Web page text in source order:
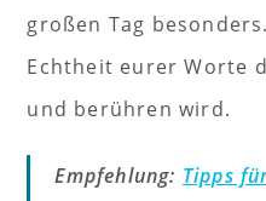
großen Tag
Echtheit eurer Worte
und berühren wird.
Empfehlung: Tipps